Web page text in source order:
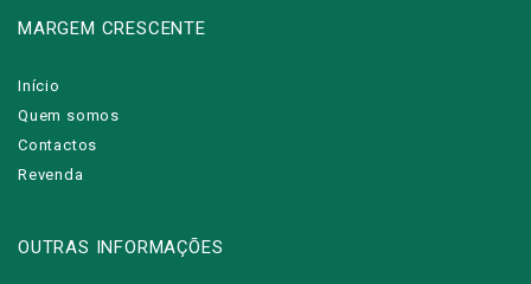
MARGEM CRESCENTE
Início
Quem somos
Contactos
Revenda
OUTRAS INFORMAÇÕES